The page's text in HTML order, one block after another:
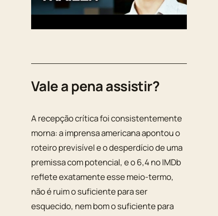
Vale a pena assistir?
A recepção crítica foi consistentemente
morna: a imprensa americana apontou o
roteiro previsível e o desperdício de uma
premissa com potencial, e o 6,4 no IMDb
reflete exatamente esse meio-termo,
não é ruim o suficiente para ser
esquecido, nem bom o suficiente para